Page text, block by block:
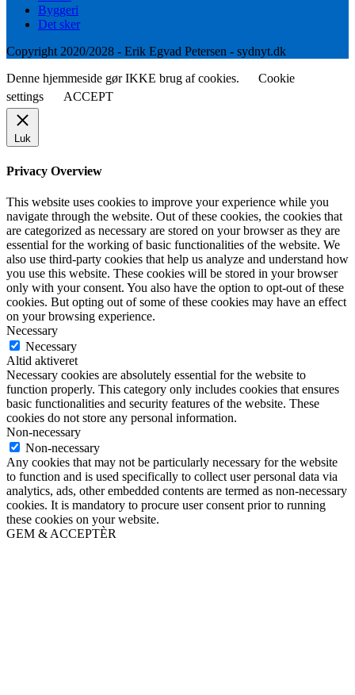
Byggeri
Det sker
Copyright 2020/2028 - Erik Egvad Petersen - sydnyt.dk
Denne hjemmeside gør IKKE brug af cookies.
Cookie
settings
ACCEPT
Luk
Privacy Overview
This website uses cookies to improve your experience while you
navigate through the website. Out of these cookies, the cookies that
are categorized as necessary are stored on your browser as they are
essential for the working of basic functionalities of the website. We
also use third-party cookies that help us analyze and understand how
you use this website. These cookies will be stored in your browser
only with your consent. You also have the option to opt-out of these
cookies. But opting out of some of these cookies may have an effect
on your browsing experience.
Necessary
Necessary
Altid aktiveret
Necessary cookies are absolutely essential for the website to
function properly. This category only includes cookies that ensures
basic functionalities and security features of the website. These
cookies do not store any personal information.
Non-necessary
Non-necessary
Any cookies that may not be particularly necessary for the website
to function and is used specifically to collect user personal data via
analytics, ads, other embedded contents are termed as non-necessary
cookies. It is mandatory to procure user consent prior to running
these cookies on your website.
GEM & ACCEPTÈR